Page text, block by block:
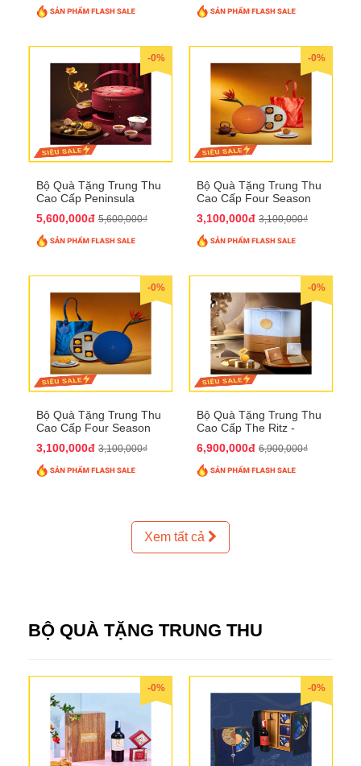
-0%
Bộ Quà Tặng Trung Thu
Cao Cấp Peninsula
5,600,000đ 5,600,000₫
-0%
Bộ Quà Tặng Trung Thu
Cao Cấp Four Season
3,100,000đ 3,100,000₫
-0%
Bộ Quà Tặng Trung Thu
Cao Cấp Four Season
3,100,000đ 3,100,000₫
-0%
Bộ Quà Tặng Trung Thu
Cao Cấp The Ritz -
6,900,000đ 6,900,000₫
Xem tất cả
BỘ QUÀ TẶNG TRUNG THU
-0% -0%